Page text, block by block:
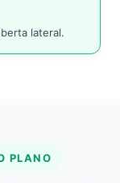
lateral.
PLANO